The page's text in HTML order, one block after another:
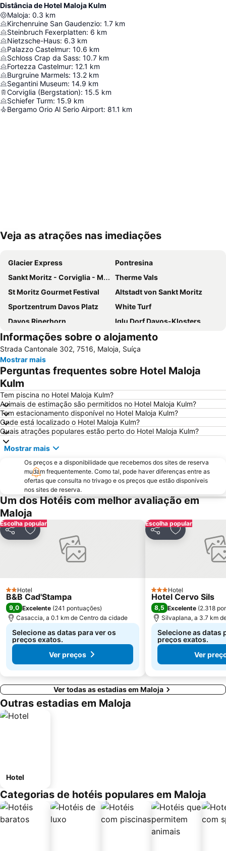
Distância de Hotel Maloja Kulm
Maloja: 0.3 km
Kirchenruine San Gaudenzio: 1.7 km
Steinbruch Fexerplatten: 6 km
Nietzsche-Haus: 6.3 km
Palazzo Castelmur: 10.6 km
Schloss Crap da Sass: 10.7 km
Fortezza Castelmur: 12.1 km
Burgruine Marmels: 13.2 km
Segantini Museum: 14.9 km
Corviglia (Bergstation): 15.5 km
Schiefer Turm: 15.9 km
Bergamo Orio Al Serio Airport: 81.1 km
Ampliar mapa
Veja as atrações nas imediações
Glacier Express
Pontresina
Sankt Moritz - Corviglia - Marguns
Therme Vals
St Moritz Gourmet Festival
Altstadt von Sankt Moritz
Sportzentrum Davos Platz
White Turf
Davos Rinerhorn
Iglu Dorf Davos-Klosters
St Moritzersee
Opera Festival Engadin St Moritz
Bahnhof Sankt Moritz
Lenzerheide
Arosa
Flüelapass
Informações sobre o alojamento
Strada Cantonale 302, 7516, Maloja, Suíça
Mostrar mais
Perguntas frequentes sobre Hotel Maloja
Kulm
Tem piscina no Hotel Maloja Kulm?
Animais de estimação são permitidos no Hotel Maloja Kulm?
Tem estacionamento disponível no Hotel Maloja Kulm?
Onde está localizado o Hotel Maloja Kulm?
Quais atrações populares estão perto do Hotel Maloja Kulm?
Mostrar mais
Os preços e a disponibilidade que recebemos dos sites de reserva
mudam frequentemente. Como tal, pode haver diferenças entre as
ofertas que consulta no trivago e os preços que estão disponíveis
nos sites de reserva.
Um dos Hotéis com melhor avaliação em
Maloja
Escolha popular
PartilharAdicionar aos favoritos
2 Estrelas
Hotel
B&B Cad'Stampa
9,0 Excelente (241 pontuações)
Casaccia, a 0.1 km de Centro da cidade
Selecione as datas para ver os
preços exatos.
Ver preços
Escolha popular
PartilharAdicionar
3 Estrelas
Hotel
Hotel Cervo Sils
8,5 Excelente (2.318
Silvaplana, a 3.7 km
Selecione as datas
preços exatos.
Ver
Ver todas as estadias em Maloja
Outras estadias em Maloja
Hotel
Categorias de hotéis populares em Maloja